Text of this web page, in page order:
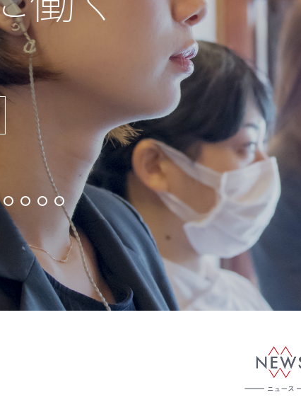
用
of Historical Facilities
見る